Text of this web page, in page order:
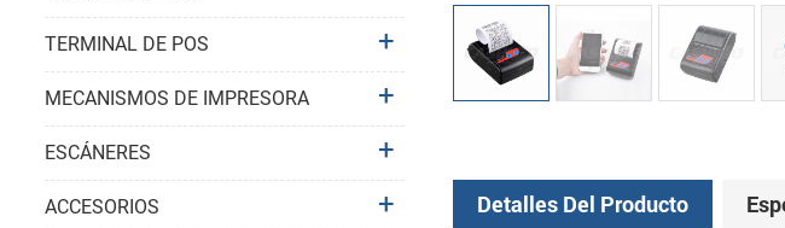
Detalles Del Producto
TERMINAL DE POS
MECANISMOS DE IMPRESORA
ESCÁNERES
ACCESORIOS